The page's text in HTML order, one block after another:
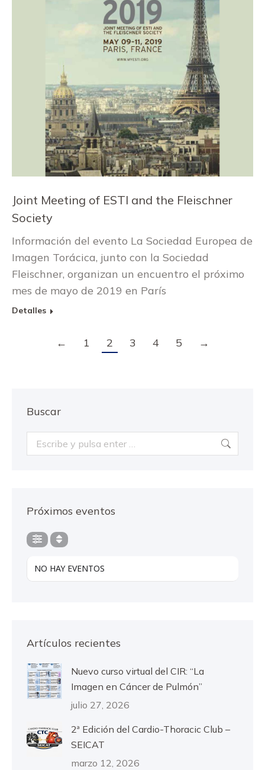
Joint Meeting of ESTI and the Fleischner
Society
Información del evento La Sociedad Europea de
Imagen Torácica, junto con la Sociedad
Fleischner, organizan un encuentro el próximo
mes de mayo de 2019 en París
Detalles
← 1 2 3 4 5 →
Buscar
Buscar:
Próximos eventos
NO HAY EVENTOS
Artículos recientes
Nuevo curso virtual del CIR: “La
Imagen en Cáncer de Pulmón”
julio 27, 2026
2ª Edición del Cardio-Thoracic Club –
SEICAT
marzo 12, 2026